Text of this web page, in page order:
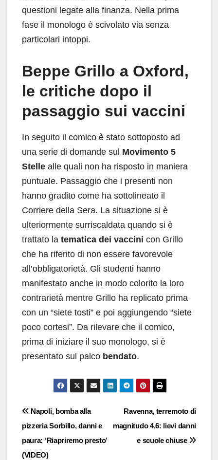
questioni legate alla finanza. Nella prima
fase il monologo è scivolato via senza
particolari intoppi.
Beppe Grillo a Oxford,
le critiche dopo il
passaggio sui vaccini
In seguito il comico è stato sottoposto ad
una serie di domande sul Movimento 5
Stelle alle quali non ha risposto in maniera
puntuale. Passaggio che i presenti non
hanno gradito come ha sottolineato il
Corriere della Sera. La situazione si è
ulteriormente surriscaldata quando si è
trattato la tematica dei vaccini con Grillo
che ha riferito di non essere favorevole
all’obbligatorietà. Gli studenti hanno
manifestato anche in modo colorito la loro
contrarietà mentre Grillo ha replicato prima
con un “siete tosti” e poi aggiungendo “siete
poco cortesi”. Da rilevare che il comico,
prima di iniziare il suo monologo, si è
presentato sul palco bendato.
Navigazione
articoli
Ravenna, terremoto di
magnitudo 4,6: lievi danni
e scuole chiuse
Napoli, bomba alla
pizzeria Sorbillo, danni e
paura: ‘Riapriremo presto’
(VIDEO)